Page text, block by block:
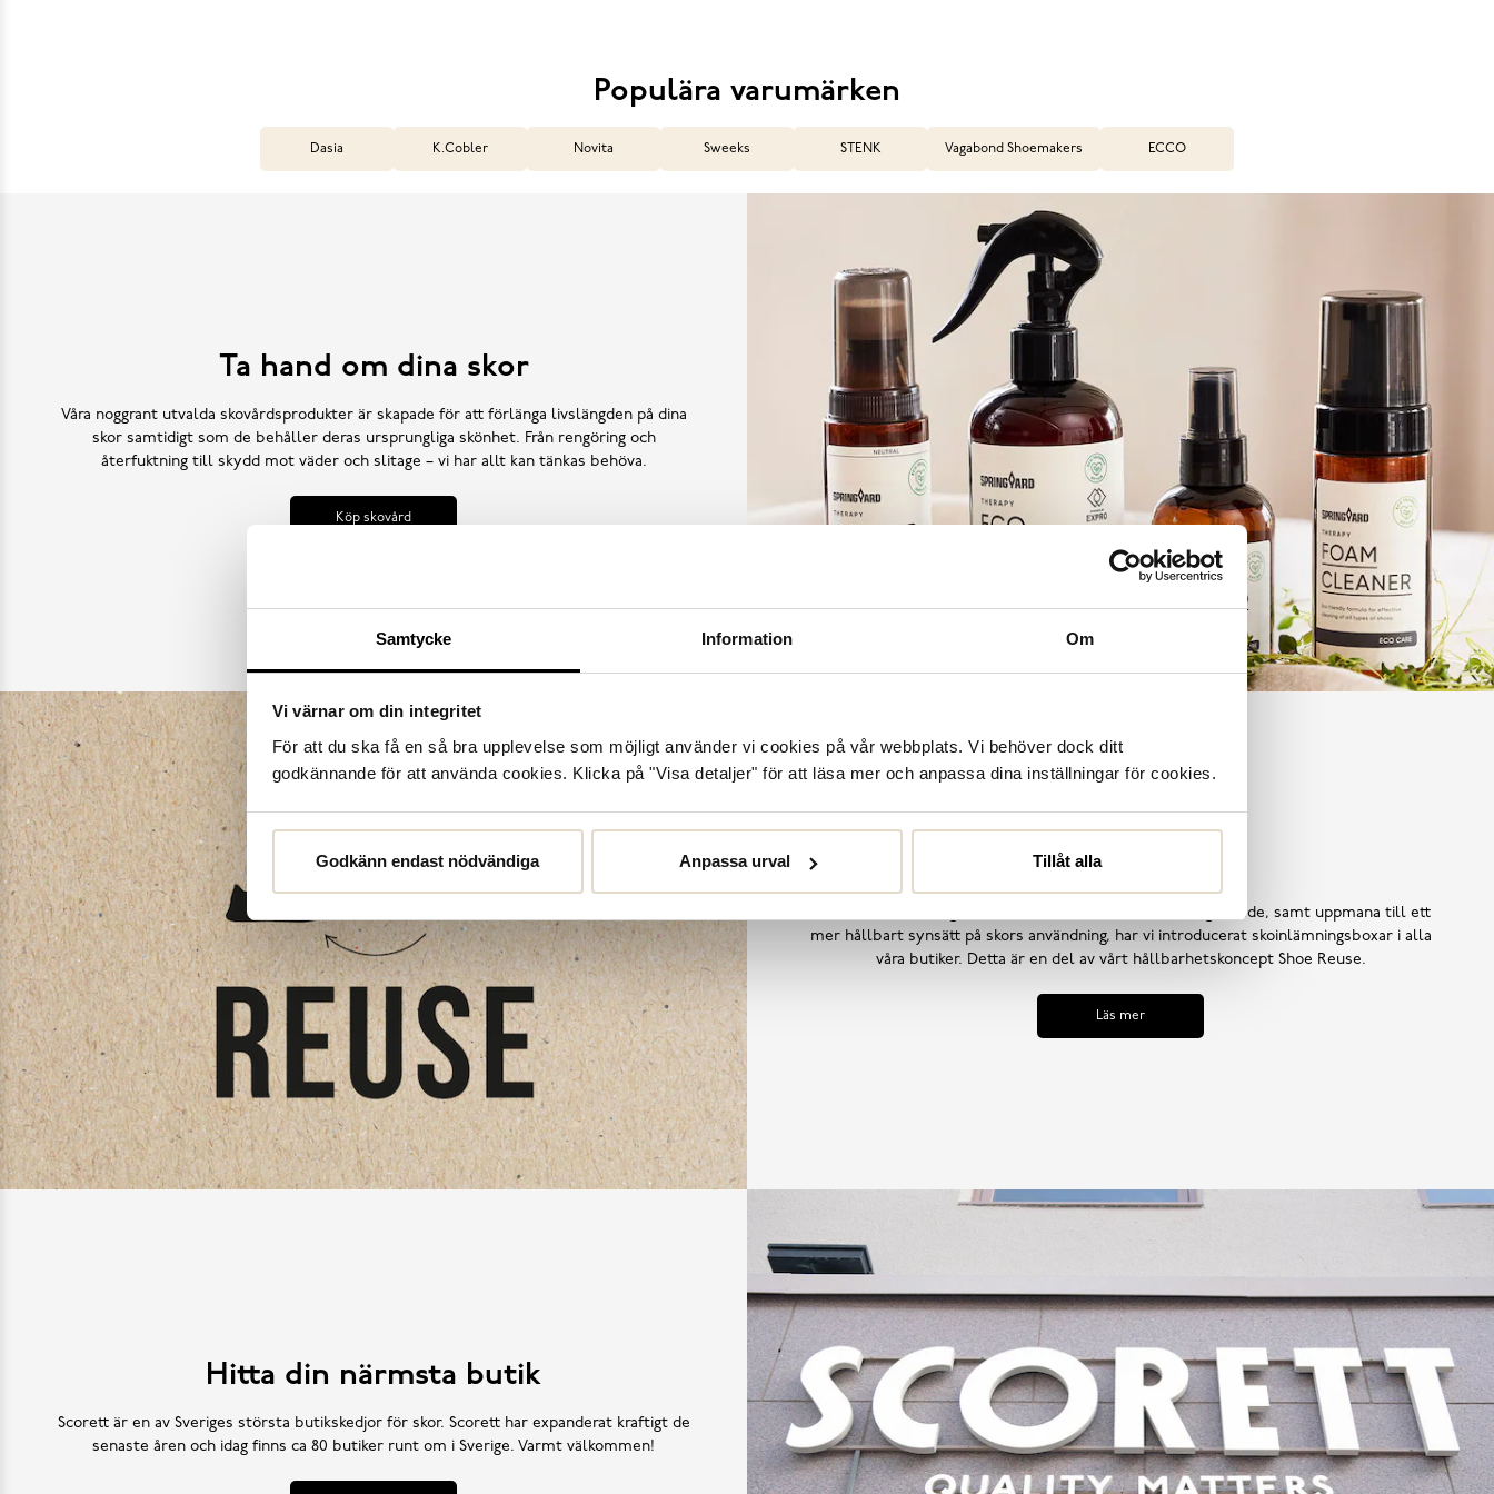
Samtycke Information Om
Vi värnar om din integritet
För att du ska få en så bra upplevelse som möjligt använder vi cookies på vår webbplats. Vi behöver dock ditt
godkännande för att använda cookies. Klicka på "Visa detaljer" för att läsa mer och anpassa dina inställningar för cookies.
Godkänn endast nödvändiga Anpassa urval Tillåt alla
Populära varumärken
Dasia K.Cobler Novita Sweeks STENK Vagabond Shoemakers ECCO
Ta hand om dina skor
Våra noggrant utvalda skovårdsprodukter är skapade för att förlänga livslängden på dina
skor samtidigt som de behåller deras ursprungliga skönhet. Från rengöring och
återfuktning till skydd mot väder och slitage – vi har allt kan tänkas behöva.
Köp skovård
Shoe Reuse
Utifrån målet att inga skor ska bli till avfall i ett för tidigt skede, samt uppmana till ett
mer hållbart synsätt på skors användning, har vi introducerat skoinlämningsboxar i alla
våra butiker. Detta är en del av vårt hållbarhetskoncept Shoe Reuse.
Läs mer
Hitta din närmsta butik
Scorett är en av Sveriges största butikskedjor för skor. Scorett har expanderat kraftigt de
senaste åren och idag finns ca 80 butiker runt om i Sverige. Varmt välkommen!